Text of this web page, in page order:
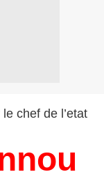
chef de l’etat